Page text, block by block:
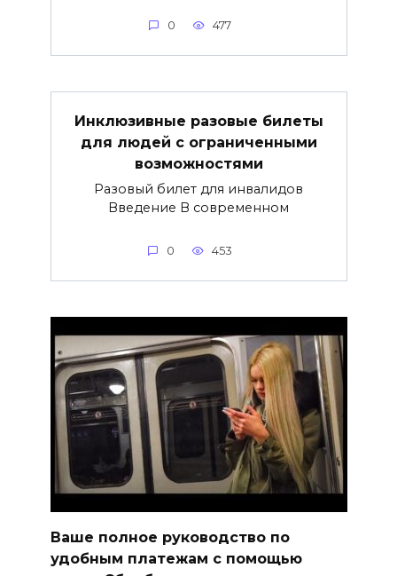
0 477
Инклюзивные разовые билеты
для людей с ограниченными
возможностями
Разовый билет для инвалидов
Введение В современном
0 453
Ваше полное руководство по
удобным платежам с помощью